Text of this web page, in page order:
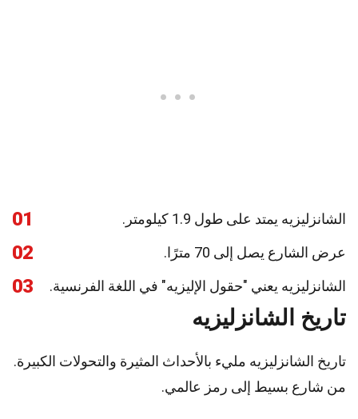
01 الشانزليزيه يمتد على طول 1.9 كيلومتر.
02 عرض الشارع يصل إلى 70 مترًا.
03 الشانزليزيه يعني "حقول الإليزيه" في اللغة الفرنسية.
تاريخ الشانزليزيه
تاريخ الشانزليزيه مليء بالأحداث المثيرة والتحولات الكبيرة.
من شارع بسيط إلى رمز عالمي.